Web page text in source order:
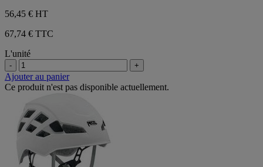
56,45 € HT
67,74 € TTC
L'unité
- +
Ajouter au panier
Ce produit n'est pas disponible actuellement.